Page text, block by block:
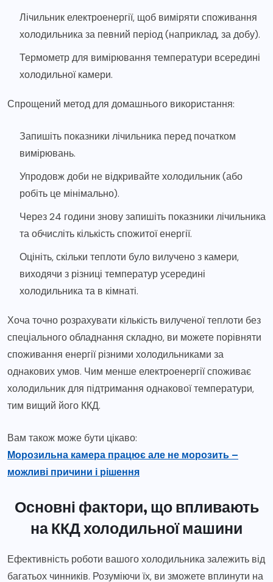
Лічильник електроенергії, щоб виміряти споживання
холодильника за певний період (наприклад, за добу).
Термометр для вимірювання температури всередині
холодильної камери.
Спрощений метод для домашнього використання:
Запишіть показники лічильника перед початком
вимірювань.
Упродовж доби не відкривайте холодильник (або
робіть це мінімально).
Через 24 години знову запишіть показники лічильника
та обчисліть кількість спожитої енергії.
Оцініть, скільки теплоти було вилучено з камери,
виходячи з різниці температур усередині
холодильника та в кімнаті.
Хоча точно розрахувати кількість вилученої теплоти без
спеціального обладнання складно, ви можете порівняти
споживання енергії різними холодильниками за
однакових умов. Чим менше електроенергії споживає
холодильник для підтримання однакової температури,
тим вищий його ККД.
Вам також може бути цікаво:
Морозильна камера працює але не морозить –
можливі причини і рішення
Основні фактори, що впливають
на ККД холодильної машини
Ефективність роботи вашого холодильника залежить від
багатьох чинників. Розуміючи їх, ви зможете вплинути на